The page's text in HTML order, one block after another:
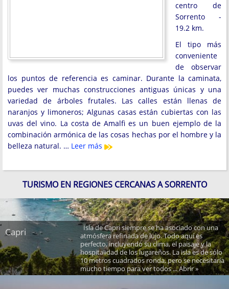
centro de
Sorrento -
19.2 km.
El tipo más
conveniente
de observar
los puntos de referencia es caminar. Durante la caminata,
puedes ver muchas construcciones antiguas únicas y una
variedad de árboles frutales. Las calles están llenas de
naranjos y limoneros; Algunas casas están cubiertas con las
uvas del vino. La costa de Amalfi es un buen ejemplo de la
combinación armónica de las cosas hechas por el hombre y la
belleza natural. … Leer más
TURISMO EN REGIONES CERCANAS A SORRENTO
Capri
Isla de Capri siempre se ha asociado con una
atmósfera refinada de lujo. Todo aquí es
perfecto, incluyendo su clima, el paisaje y la
hospitalidad de los lugareños. La isla es de sólo
10 metros cuadrados ronda, pero se necesitaría
mucho tiempo para ver todos ... Abrir »